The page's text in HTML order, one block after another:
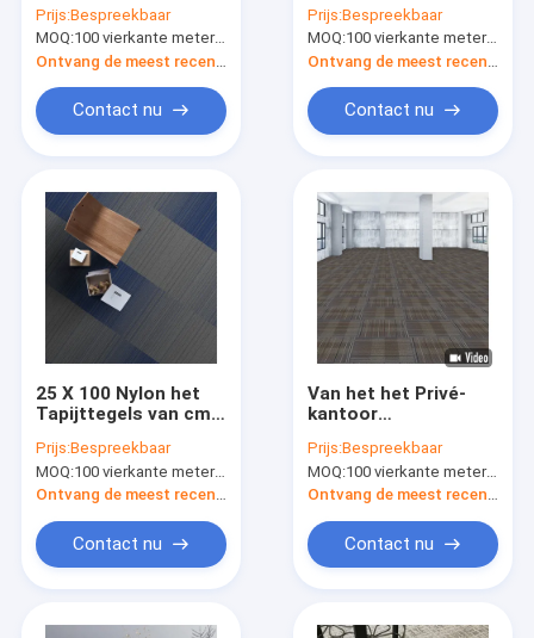
rechthoek de Nylon
Tapijt Rug van pvc
Prijs:Bespreekbaar
MOQ:100 vierkante meter per kleur
Contact nu
de Tegel Nylon
Vierkante Tapijten
50cm X 50cm
Prijs:Bespreekbaar
MOQ:100 vierkante meter per kleur
Contact nu
25 X 100 Nylon het
Tapijttegels van cm
Stapelhoogte voor
zaken steunen
Prijs:Bespreekbaar
MOQ:100 vierkante meter per kleur
Ontvang de meest recente Prijs
Contact nu
Van het het Privé-
kantoor
Tapijt van pvc Tegels
50cm*50cm
Prijs:Bespreekbaar
MOQ:100 vierkante meter per kleur
Ontvang de meest recente Prijs
Contact nu